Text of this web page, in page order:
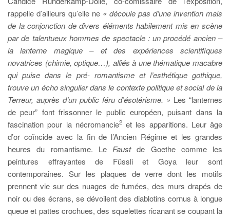
rappelle d’ailleurs qu’elle ne « découle pas d’une invention mais
de la conjonction de divers éléments habilement mis en scène
par de talentueux hommes de spectacle : un procédé ancien –
la lanterne magique – et des expériences scientifiques
novatrices (chimie, optique…), alliés à une thématique macabre
qui puise dans le pré- romantisme et l’esthétique gothique,
trouve un écho singulier dans le contexte politique et social de la
Terreur, auprès d’un public féru d’ésotérisme. » Les “lanternes
de peur” font frissonner le public européen, puisant dans la
fascination pour la nécromancie2et les apparitions. Leur âge
d’or coïncide avec la fin de l’Ancien Régime et les grandes
heures du romantisme. Le Faustde Goethe comme les
peintures effrayantes de Füssli et Goya leur sont
contemporaines. Sur les plaques de verre dont les motifs
prennent vie sur des nuages de fumées, des murs drapés de
noir ou des écrans, se dévoilent des diablotins cornus à longue
queue et pattes crochues, des squelettes ricanant se coupant la